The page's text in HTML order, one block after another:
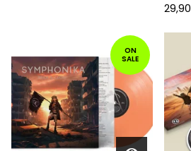
29,90
ON
SALE